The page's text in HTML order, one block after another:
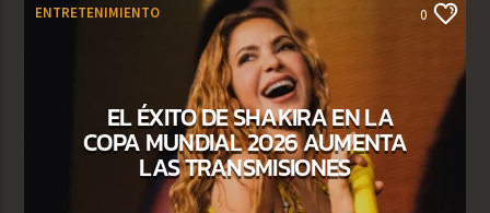
ENTRETENIMIENTO 0
EL ÉXITO DE SHAKIRA EN LA
COPA MUNDIAL 2026 AUMENTA
LAS TRANSMISIONES